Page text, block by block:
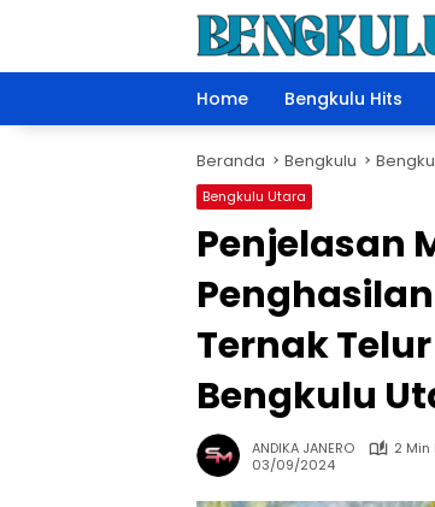
Home Bengkulu Hits
Beranda Bengkulu
Bengkulu Utara
Penjelasan
Ternak
Bengkulu
ANDIKA JANERO
2 Min
03/09/2024